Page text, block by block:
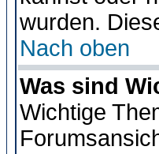
wurden.
Nach oben
Was sind
Wichtige